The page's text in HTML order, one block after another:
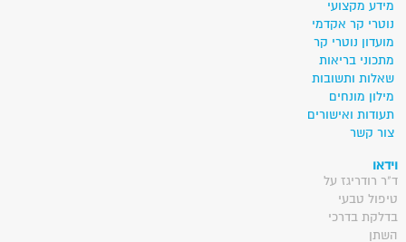
מידע מקצועי
נוטרי קר אקדמי
מועדון נוטרי קר
מתכוני בריאות
שאלות ותשובות
מילון מונחים
תעודות ואישורים
צור קשר
וידאו
ד"ר רודריגז על
טיפול טבעי
בדלקת בדרכי
השתן